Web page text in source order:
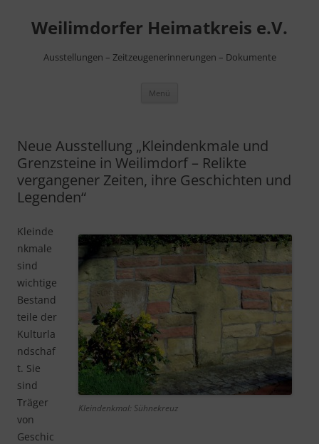
springen
Weilimdorfer Heimatkreis e.V.
Ausstellungen – Zeitzeugenerinnerungen – Dokumente
Menü
Neue Ausstellung „Kleindenkmale und
Grenzsteine in Weilimdorf – Relikte
vergangener Zeiten, ihre Geschichten und
Legenden“
Kleindenkmal: Sühnekreuz
Kleinde
nkmale
sind
wichtige
Bestand
teile der
Kulturla
ndschaf
t. Sie
sind
Träger
von
Geschic